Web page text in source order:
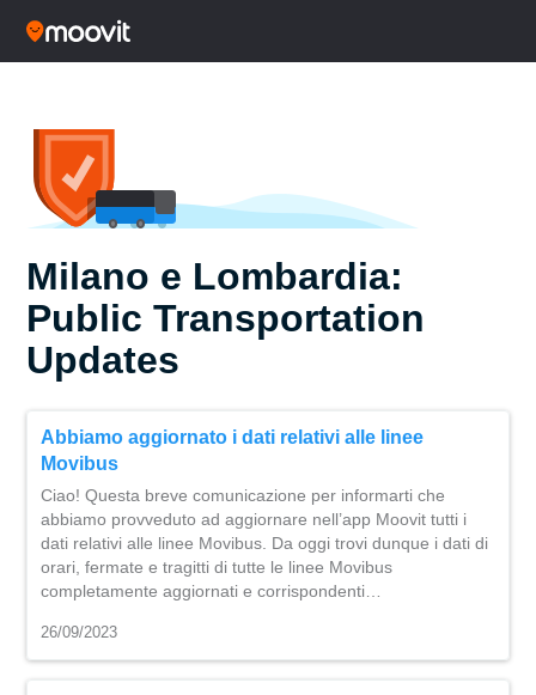
Milano e Lombardia:
Public Transportation
Updates
Abbiamo aggiornato i dati relativi alle linee
Movibus
Ciao! Questa breve comunicazione per informarti che
abbiamo provveduto ad aggiornare nell’app Moovit tutti i
dati relativi alle linee Movibus. Da oggi trovi dunque i dati di
orari, fermate e tragitti di tutte le linee Movibus
completamente aggiornati e corrispondenti…
26/09/2023